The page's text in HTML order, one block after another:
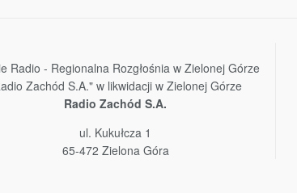
Radio - Regionalna Rozgłośnia w Zielonej Górze
Zachód S.A." w likwidacji w Zielonej Górze
Radio Zachód S.A.
ul. Kukułcza 1
65-472 Zielona Góra